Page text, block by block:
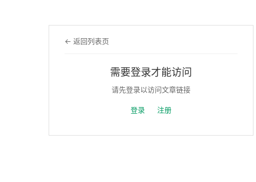
← 返回列表页
需要登录才能访问
请先登录以访问文章链接
登录 注册